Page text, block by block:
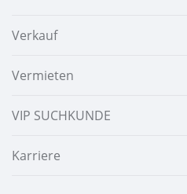
Verkauf
Vermieten
VIP SUCHKUNDE
Karriere